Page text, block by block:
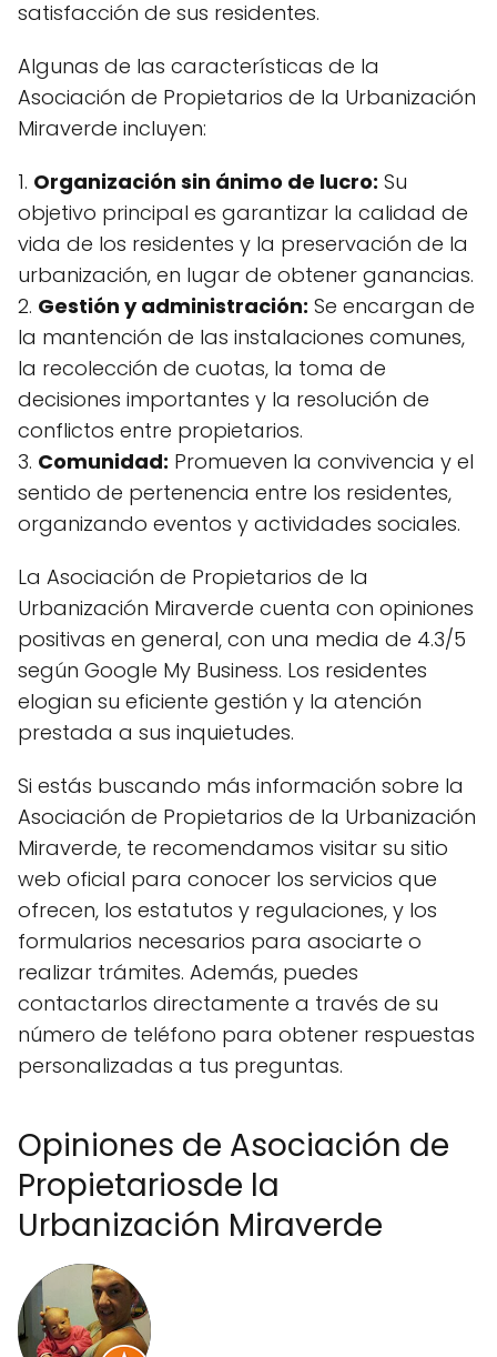
satisfacción de sus residentes.
Algunas de las características de la
Asociación de Propietarios de la Urbanización
Miraverde incluyen:
1. Organización sin ánimo de lucro: Su
objetivo principal es garantizar la calidad de
vida de los residentes y la preservación de la
urbanización, en lugar de obtener ganancias.
2. Gestión y administración: Se encargan de
la mantención de las instalaciones comunes,
la recolección de cuotas, la toma de
decisiones importantes y la resolución de
conflictos entre propietarios.
3. Comunidad: Promueven la convivencia y el
sentido de pertenencia entre los residentes,
organizando eventos y actividades sociales.
La Asociación de Propietarios de la
Urbanización Miraverde cuenta con opiniones
positivas en general, con una media de 4.3/5
según Google My Business. Los residentes
elogian su eficiente gestión y la atención
prestada a sus inquietudes.
Si estás buscando más información sobre la
Asociación de Propietarios de la Urbanización
Miraverde, te recomendamos visitar su sitio
web oficial para conocer los servicios que
ofrecen, los estatutos y regulaciones, y los
formularios necesarios para asociarte o
realizar trámites. Además, puedes
contactarlos directamente a través de su
número de teléfono para obtener respuestas
personalizadas a tus preguntas.
Opiniones de Asociación de
Propietariosde la
Urbanización Miraverde